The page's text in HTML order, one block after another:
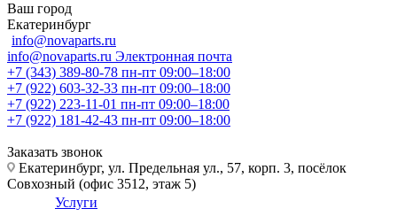
Ваш город
Екатеринбург
info@novaparts.ru
info@novaparts.ru Электронная почта
+7 (343) 389-80-78 пн-пт 09:00–18:00
+7 (922) 603-32-33 пн-пт 09:00–18:00
+7 (922) 223-11-01 пн-пт 09:00–18:00
+7 (922) 181-42-43 пн-пт 09:00–18:00
Заказать звонок
Екатеринбург, ул. Предельная ул., 57, корп. 3, посёлок
Совхозный (офис 3512, этаж 5)
Услуги